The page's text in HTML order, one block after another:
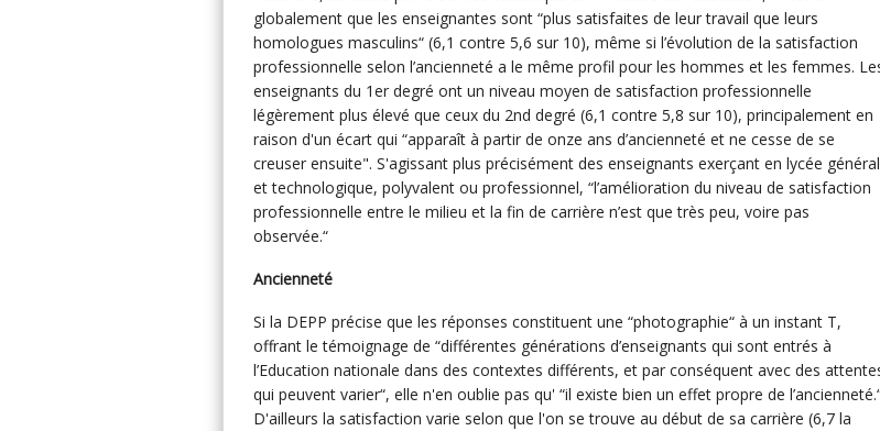
globalement que les enseignantes sont “plus satisfaites de leur travail que leurs
homologues masculins“ (6,1 contre 5,6 sur 10), même si l’évolution de la satisfaction
professionnelle selon l’ancienneté a le même profil pour les hommes et les femmes.
enseignants du 1er degré ont un niveau moyen de satisfaction professionnelle
légèrement plus élevé que ceux du 2nd degré (6,1 contre 5,8 sur 10), principalement en
raison d'un écart qui “apparaît à partir de onze ans d’ancienneté et ne cesse de se
creuser ensuite". S'agissant plus précisément des enseignants exerçant en lycée général
et technologique, polyvalent ou professionnel, “l’amélioration du niveau de satisfaction
professionnelle entre le milieu et la fin de carrière n’est que très peu, voire pas
observée.“
Ancienneté
Si la DEPP précise que les réponses constituent une “photographie“ à un instant T,
offrant le témoignage de “différentes générations d’enseignants qui sont entrés à
l’Education nationale dans des contextes différents, et par conséquent avec des
qui peuvent varier“, elle n'en oublie pas qu' “il existe bien un effet propre de
D'ailleurs la satisfaction varie selon que l'on se trouve au début de sa carrière (6,7 la